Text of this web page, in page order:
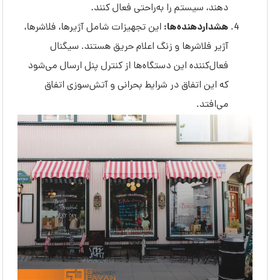
دهند، سیستم را به‌راحتی فعال کنند.
هشداردهنده‌ها: این تجهیزات شامل آژیرها، فلاشرها،
آژیر فلاشرها و زنگ اعلام حریق هستند. سیگنال
فعال‌کننده این دستگاه‌ها از کنترل پنل ارسال می‌شود
که این اتفاق در شرایط بحرانی و آتش‌‌سوزی اتفاق
می‌افتد.